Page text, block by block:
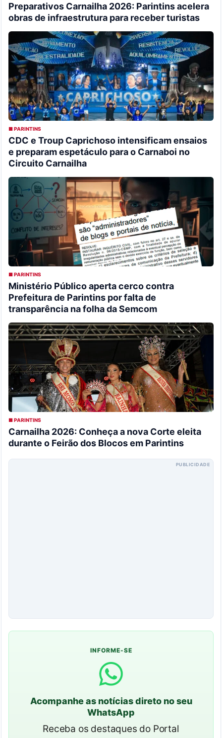
Preparativos Carnailha 2026: Parintins acelera
obras de infraestrutura para receber turistas
■ PARINTINS
CDC e Troup Caprichoso intensificam ensaios
e preparam espetáculo para o Carnaboi no
Circuito Carnailha
■ PARINTINS
Ministério Público aperta cerco contra
Prefeitura de Parintins por falta de
transparência na folha da Semcom
■ PARINTINS
Carnailha 2026: Conheça a nova Corte eleita
durante o Feirão dos Blocos em Parintins
PUBLICIDADE
INFORME-SE
Acompanhe as notícias direto no seu
WhatsApp
Receba os destaques do Portal